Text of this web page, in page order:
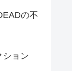
の不
ション